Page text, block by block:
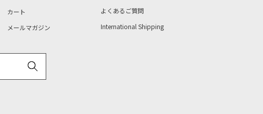
カート
メールマガジン
よくあるご質問
International Shipping